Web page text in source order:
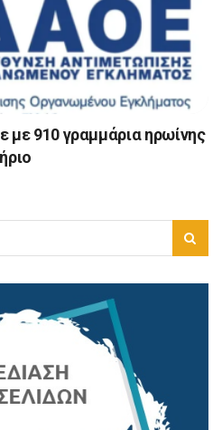
με 910 γραμμάρια ηρωίνης